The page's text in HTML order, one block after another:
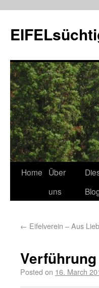
Home
Über
uns
← Eifelverein – Aus
Posted on 16. March